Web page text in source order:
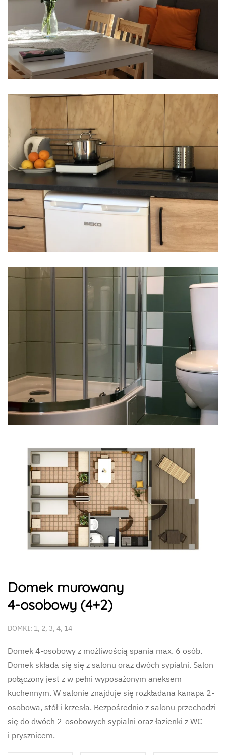
Domek murowany
4-osobowy (4+2)
DOMKI: 1, 2, 3, 4, 14
Domek 4-osobowy z możliwością spania max. 6 osób.
Domek składa się się z salonu oraz dwóch sypialni. Salon
połączony jest z w pełni wyposażonym aneksem
kuchennym. W salonie znajduje się rozkładana kanapa 2-
osobowa, stół i krzesła. Bezpośrednio z salonu przechodzi
się do dwóch 2-osobowych sypialni oraz łazienki z WC
i prysznicem.